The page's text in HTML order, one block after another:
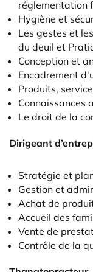
réglementation
Hygiène et
Les gestes et
du deuil et
Conception et
Encadrement
Produits,
Connaissances
Le droit de la
Dirigeant
Stratégie et
Gestion et
Achat de
Accueil des
Vente de
Contrôle de la